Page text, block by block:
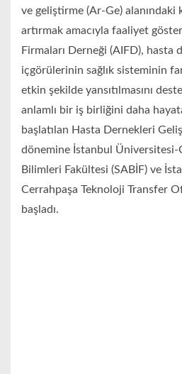
ve geliştirme (Ar-Ge) alanındaki
artırmak amacıyla faaliyet
Firmaları Derneği (AIFD), hasta
içgörülerinin sağlık sisteminin
etkin şekilde yansıtılmasını
anlamlı bir iş birliğini daha
başlatılan Hasta Dernekleri
dönemine İstanbul Üniversitesi-
Bilimleri Fakültesi (SABİF) ve
Cerrahpaşa Teknoloji Transfer
başladı.